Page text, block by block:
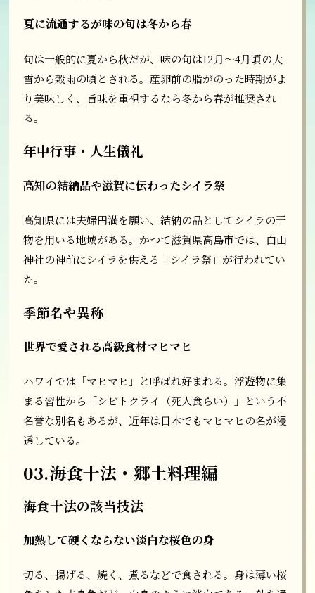
夏に流通するが味の旬は冬から春
旬は一般的に夏から秋だが、味の旬は12月～4月頃の大
雪から穀雨の頃とされる。産卵前の脂がのった時期がよ
り美味しく、旨味を重視するなら冬から春が推奨され
る。
年中行事・人生儀礼
高知の結納品や滋賀に伝わったシイラ祭
高知県には夫婦円満を願い、結納の品としてシイラの干
物を用いる地域がある。かつて滋賀県高島市では、白山
神社の神前にシイラを供える「シイラ祭」が行われてい
た。
季節名や異称
世界で愛される高級食材マヒマヒ
ハワイでは「マヒマヒ」と呼ばれ好まれる。浮遊物に集
まる習性から「シビトクライ（死人食らい）」という不
名誉な別名もあるが、近年は日本でもマヒマヒの名が浸
透している。
03.海食十法・郷土料理編
海食十法の該当技法
加熱して硬くならない淡白な桜色の身
切る、揚げる、焼く、煮るなどで食される。身は薄い桜